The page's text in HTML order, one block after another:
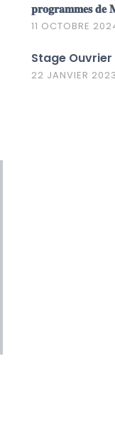
𝐩𝐫𝐨𝐠𝐫𝐚𝐦𝐦𝐞𝐬
11 OCTOBRE
Stage Ouvrier
22 JANVIER 2023